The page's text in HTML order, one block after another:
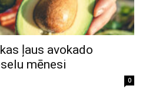
ļaus avokado
mēnesi
0